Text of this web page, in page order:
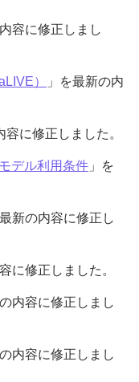
容に修正しまし
）
」を最新の内
容に修正しました。
デル利用条件 」を
最新の内容に修正し
に修正しました。
内容に修正しまし
内容に修正しまし